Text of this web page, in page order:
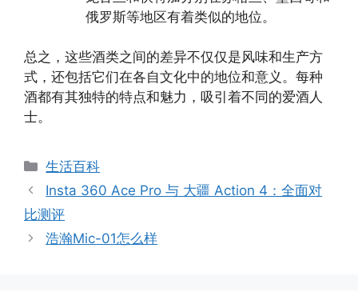
俄罗斯等地区有着类似的地位。
总之，这些酒类之间的差异不仅仅是风味和生产方
式，还包括它们在各自文化中的地位和意义。每种
酒都有其独特的特点和魅力，吸引着不同的爱酒人
士。
分
类
生活百科
Insta 360 Ace Pro 与 大疆 Action 4：全面对
比测评
浩瀚Mic-01怎么样